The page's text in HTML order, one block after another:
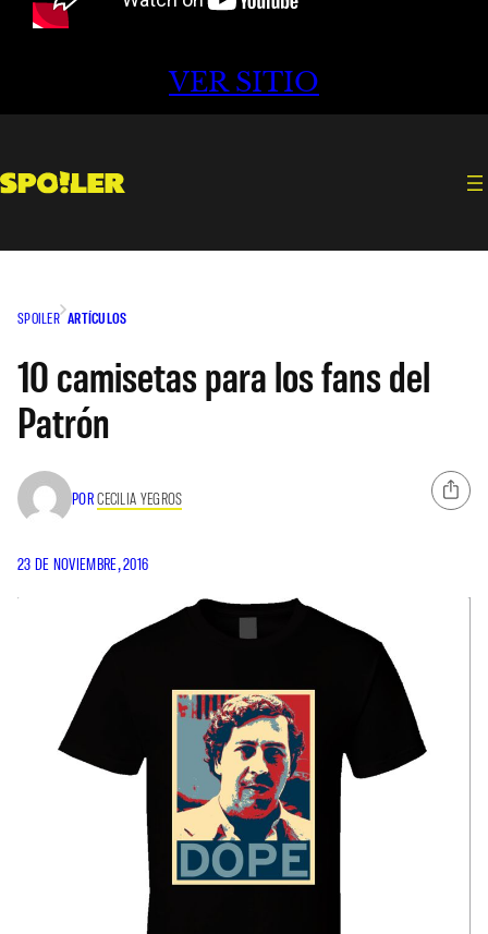
VER SITIO
SPOILER ARTÍCULOS
10 camisetas para los fans del
Patrón
PORCECILIA YEGROS
23 DE NOVIEMBRE, 2016